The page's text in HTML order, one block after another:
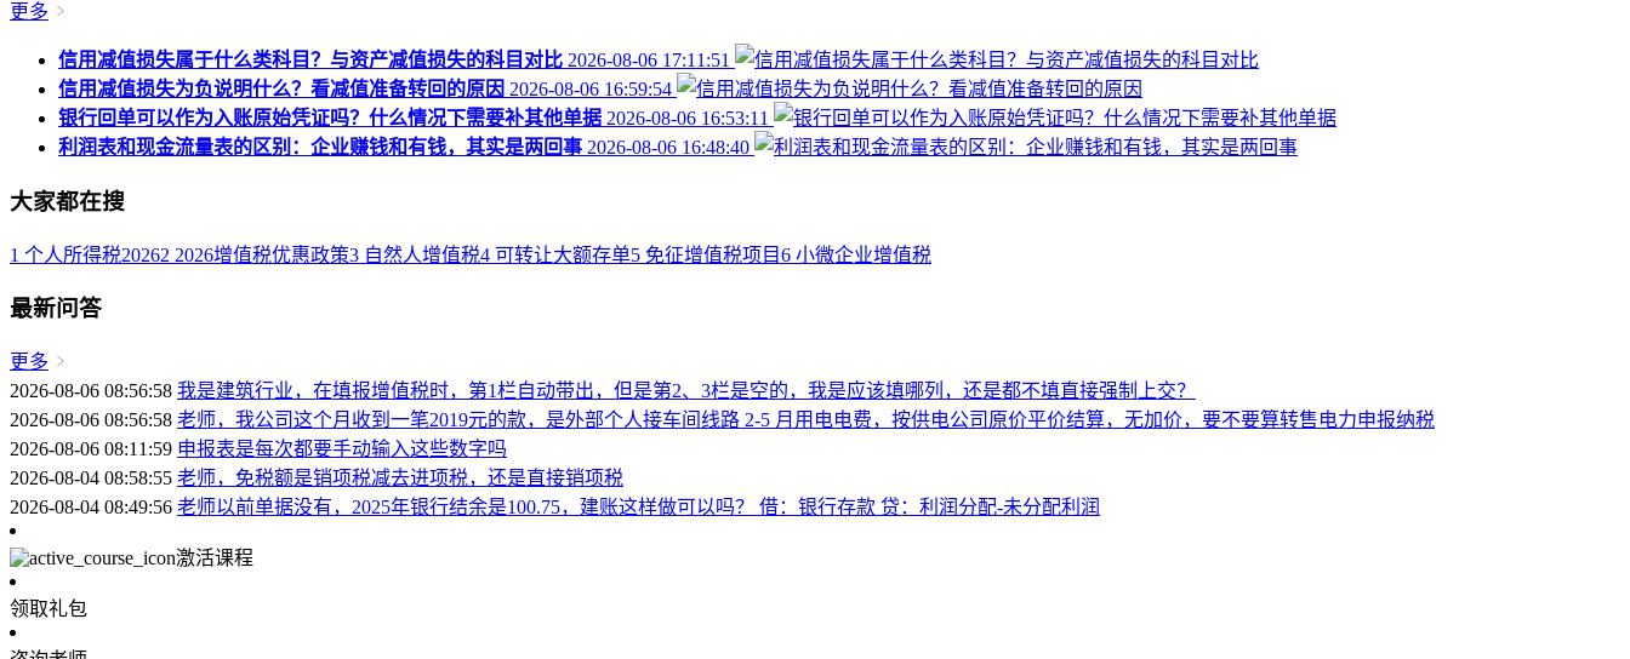
更多
信用减值损失属于什么类科目？与资产减值损失的科目对比 2026-08-06 17:11:51
信用减值损失为负说明什么？看减值准备转回的原因 2026-08-06 16:59:54
银行回单可以作为入账原始凭证吗？什么情况下需要补其他单据 2026-08-06 16:53:11
利润表和现金流量表的区别：企业赚钱和有钱，其实是两回事 2026-08-06 16:48:40
大家都在搜
1 个人所得税20262 2026增值税优惠政策3 自然人增值税4 可转让大额存单5 免征增值税项目6 小微企业增值税
最新问答
更多
2026-08-06 08:56:58 我是建筑行业，在填报增值税时，第1栏自动带出，但是第2、3栏是空的，我是应该填哪列，还是都不填直接强制上交？
2026-08-06 08:56:58 老师，我公司这个月收到一笔2019元的款，是外部个人接车间线路 2‑5 月用电电费，按供电公司原价平价结算，无加价，要不要算转售电力申报纳税
2026-08-06 08:11:59 申报表是每次都要手动输入这些数字吗
2026-08-04 08:58:55 老师，免税额是销项税减去进项税，还是直接销项税
2026-08-04 08:49:56 老师以前单据没有，2025年银行结余是100.75，建账这样做可以吗？ 借：银行存款 贷：利润分配-未分配利润
激活课程
领取礼包